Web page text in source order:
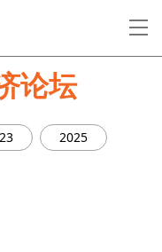
论坛
2025